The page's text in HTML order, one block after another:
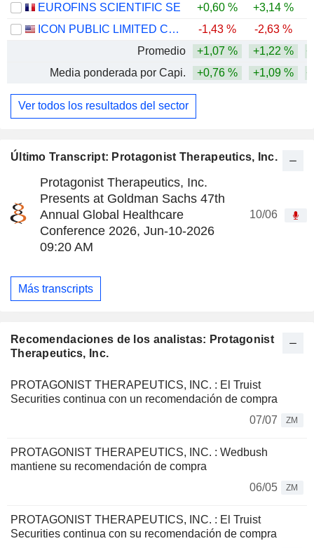
Último Transcript: Protagonist Therapeutics, Inc.
Protagonist Therapeutics, Inc.
Presents at Goldman Sachs 47th
Annual Global Healthcare
Conference 2026, Jun-10-2026
09:20 AM
10/06
Más transcripts
Recomendaciones de los analistas: Protagonist
Therapeutics, Inc.
PROTAGONIST THERAPEUTICS, INC. : El Truist
Securities continua con un recomendación de compra
07/07
ZM
PROTAGONIST THERAPEUTICS, INC. : Wedbush
mantiene su recomendación de compra
06/05
ZM
PROTAGONIST THERAPEUTICS, INC. : El Truist
Securities continua con su recomendación de compra
EUROFINS SCIENTIFIC SE
+0,60 % +3,14 %
ICON PUBLIC LIMITED COMPANY
-1,43 % -2,63 %
Promedio
+1,07 % +1,22 %
Media ponderada por Capi.
+0,76 % +1,09 %
Ver todos los resultados del sector